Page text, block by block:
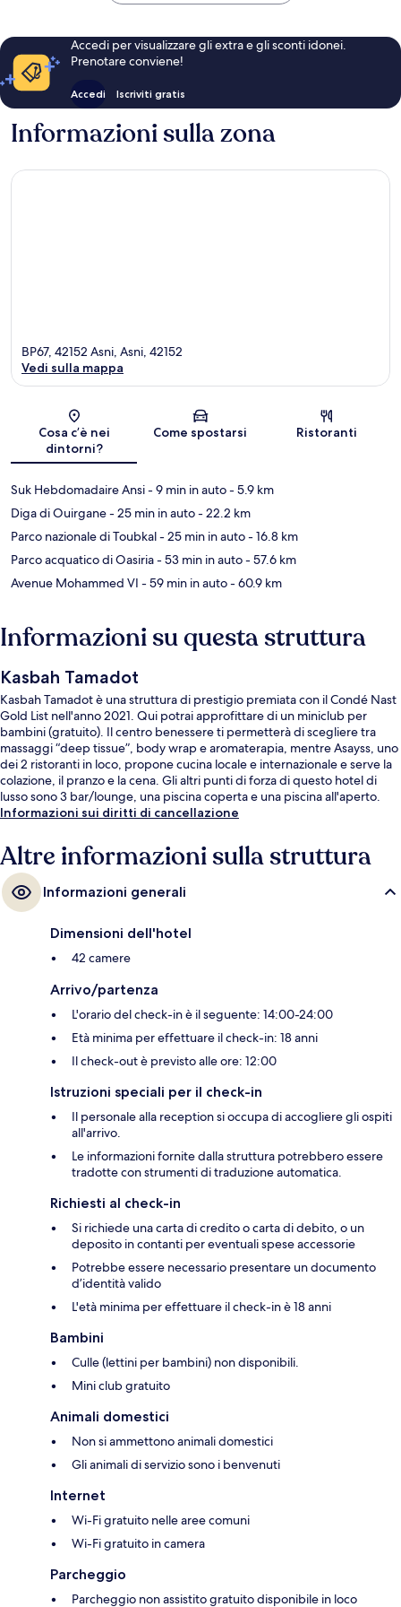
Accedi per visualizzare gli extra e gli sconti idonei.
Prenotare conviene!
Accedi Iscriviti gratis
Informazioni sulla zona
Mappa
BP67, 42152 Asni, Asni, 42152
Vedi sulla mappa
Cosa c’è nei
dintorni?
Come spostarsi Ristoranti
Suk Hebdomadaire Ansi- 9 min in auto- 5.9 km
Diga di Ouirgane- 25 min in auto- 22.2 km
Parco nazionale di Toubkal- 25 min in auto- 16.8 km
Parco acquatico di Oasiria- 53 min in auto- 57.6 km
Avenue Mohammed VI - 59 min in auto- 60.9 km
Informazioni su questa struttura
Kasbah Tamadot
Kasbah Tamadot è una struttura di prestigio premiata con il Condé Nast
Gold List nell'anno 2021. Qui potrai approfittare di un miniclub per
bambini (gratuito). Il centro benessere ti permetterà di scegliere tra
massaggi “deep tissue”, body wrap e aromaterapia, mentre Asayss, uno
dei 2 ristoranti in loco, propone cucina locale e internazionale e serve la
colazione, il pranzo e la cena. Gli altri punti di forza di questo hotel di
lusso sono 3 bar/lounge, una piscina coperta e una piscina all'aperto.
Informazioni sui diritti di cancellazione
Altre informazioni sulla struttura
Informazioni generali
Dimensioni dell'hotel
42 camere
Arrivo/partenza
L'orario del check-in è il seguente: 14:00-24:00
Età minima per effettuare il check-in: 18 anni
Il check-out è previsto alle ore: 12:00
Istruzioni speciali per il check-in
Il personale alla reception si occupa di accogliere gli ospiti
all'arrivo.
Le informazioni fornite dalla struttura potrebbero essere
tradotte con strumenti di traduzione automatica.
Richiesti al check-in
Si richiede una carta di credito o carta di debito, o un
deposito in contanti per eventuali spese accessorie
Potrebbe essere necessario presentare un documento
d’identità valido
L'età minima per effettuare il check-in è 18 anni
Bambini
Culle (lettini per bambini) non disponibili.
Mini club gratuito
Animali domestici
Non si ammettono animali domestici
Gli animali di servizio sono i benvenuti
Internet
Wi-Fi gratuito nelle aree comuni
Wi-Fi gratuito in camera
Parcheggio
Parcheggio non assistito gratuito disponibile in loco